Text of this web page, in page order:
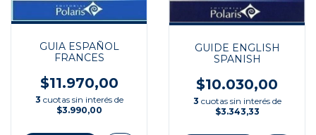
GUIA ESPAÑOL
FRANCES
$11.970,00
3 cuotas sin interés de
$3.990,00
GUIDE ENGLISH
SPANISH
$10.030,00
3 cuotas sin interés de
$3.343,33